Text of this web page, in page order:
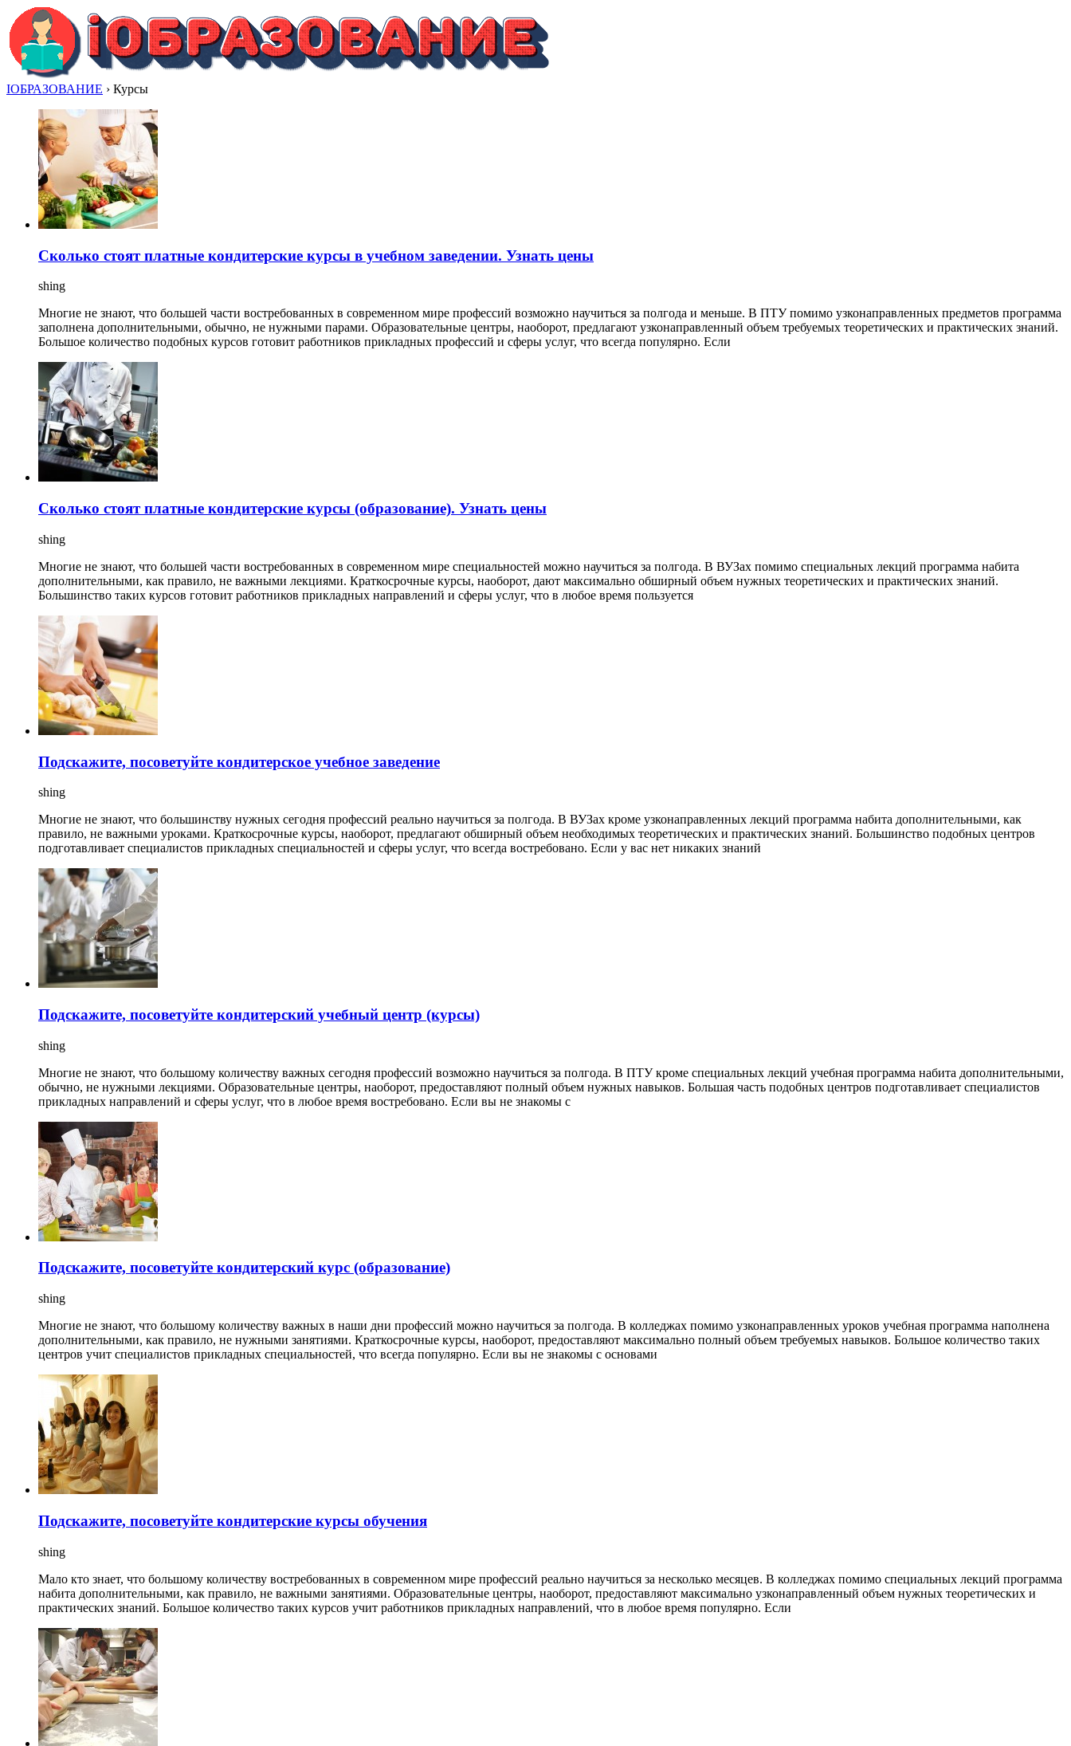
IОБРАЗОВАНИЕ › Курсы
Сколько стоят платные кондитерские курсы в учебном заведении. Узнать цены
shing
Многие не знают, что большей части востребованных в современном мире профессий возможно научиться за полгода и меньше. В ПТУ помимо узконаправленных предметов программа
заполнена дополнительными, обычно, не нужными парами. Образовательные центры, наоборот, предлагают узконаправленный объем требуемых теоретических и практических знаний.
Большое количество подобных курсов готовит работников прикладных профессий и сферы услуг, что всегда популярно. Если
Сколько стоят платные кондитерские курсы (образование). Узнать цены
shing
Многие не знают, что большей части востребованных в современном мире специальностей можно научиться за полгода. В ВУЗах помимо специальных лекций программа набита
дополнительными, как правило, не важными лекциями. Краткосрочные курсы, наоборот, дают максимально обширный объем нужных теоретических и практических знаний.
Большинство таких курсов готовит работников прикладных направлений и сферы услуг, что в любое время пользуется
Подскажите, посоветуйте кондитерское учебное заведение
shing
Многие не знают, что большинству нужных сегодня профессий реально научиться за полгода. В ВУЗах кроме узконаправленных лекций программа набита дополнительными, как
правило, не важными уроками. Краткосрочные курсы, наоборот, предлагают обширный объем необходимых теоретических и практических знаний. Большинство подобных центров
подготавливает специалистов прикладных специальностей и сферы услуг, что всегда востребовано. Если у вас нет никаких знаний
Подскажите, посоветуйте кондитерский учебный центр (курсы)
shing
Многие не знают, что большому количеству важных сегодня профессий возможно научиться за полгода. В ПТУ кроме специальных лекций учебная программа набита дополнительными,
обычно, не нужными лекциями. Образовательные центры, наоборот, предоставляют полный объем нужных навыков. Большая часть подобных центров подготавливает специалистов
прикладных направлений и сферы услуг, что в любое время востребовано. Если вы не знакомы с
Подскажите, посоветуйте кондитерский курс (образование)
shing
Многие не знают, что большому количеству важных в наши дни профессий можно научиться за полгода. В колледжах помимо узконаправленных уроков учебная программа наполнена
дополнительными, как правило, не нужными занятиями. Краткосрочные курсы, наоборот, предоставляют максимально полный объем требуемых навыков. Большое количество таких
центров учит специалистов прикладных специальностей, что всегда популярно. Если вы не знакомы с основами
Подскажите, посоветуйте кондитерские курсы обучения
shing
Мало кто знает, что большому количеству востребованных в современном мире профессий реально научиться за несколько месяцев. В колледжах помимо специальных лекций программа
набита дополнительными, как правило, не важными занятиями. Образовательные центры, наоборот, предоставляют максимально узконаправленный объем нужных теоретических и
практических знаний. Большое количество таких курсов учит работников прикладных направлений, что в любое время популярно. Если